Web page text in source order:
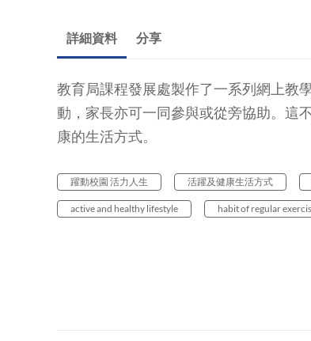
詳細資料 分享
教育局課程發展處製作了一系列網上教
動，家長亦可一同參與或從旁協助。這
康的生活方式。
躍動校園 活力人生 活躍及健康生活方式
active and healthy lifestyle habit of regular